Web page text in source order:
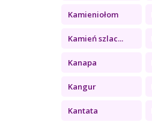
Kamieniołom
Kamień szlac...
Kanapa
Kangur
Kantata